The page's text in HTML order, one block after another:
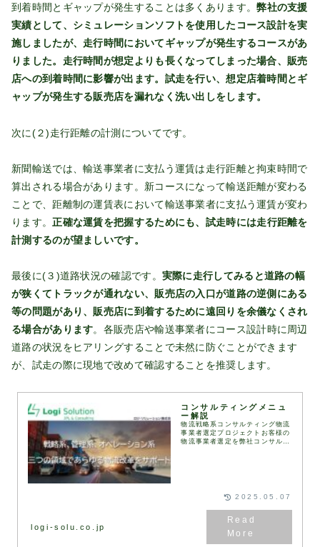
到着時間とギャップが発生することは多くあります。弊社の支援
実績として、シミュレーションソフトを使用したコース設計を実
施しましたが、走行時間においてギャップが発生するコースがあ
りました。走行時間が想定よりも長くなってしまった場合、販売
店への到着時間に影響が出ます。試走を行い、想定店着時間とギ
ャップが発生する販売店を漏れなく洗い出しをします。
次に(２)走行距離の計測についてです。
新聞輸送では、輸送事業者に支払う運賃は走行距離と拘束時間で
算出される場合があります。新コースになって輸送距離が変わる
ことで、距離制の運賃表において輸送事業者に支払う運賃が変わ
ります。正確な運賃を把握するためにも、試走時には走行距離を
計測するのが望ましいです。
最後に(３)道路状況の確認です。 実際に走行してみると道路の幅
が狭くてトラックが通れない、販売店の入口が道路の逆側にある
等の問題があり、販売店に到着するために遠回りを余儀なくされ
る場合があります。各販売店や輸送事業者にコース設計時に周辺
道路の状況をヒアリングすることで未然に防ぐことができます
が、試走の際に現地で改めて確認することを推奨します。
コンサルティングメニュ
ー解説
物流戦略系コンサルティング物流
事業者選定プロジェクトお客様の
物流事業者選定を弊社コンサルタ
logi-solu.co.jp
2025.05.07